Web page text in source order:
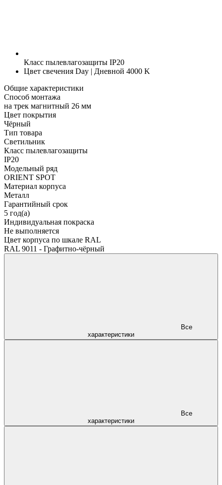
Класс пылевлагозащиты IP20
Цвет свечения Day | Дневной 4000 K
Общие характеристики
Способ монтажа
на трек магнитный 26 мм
Цвет покрытия
Чёрный
Тип товара
Светильник
Класс пылевлагозащиты
IP20
Модельный ряд
ORIENT SPOT
Материал корпуса
Металл
Гарантийный срок
5 год(а)
Индивидуальная покраска
Не выполняется
Цвет корпуса по шкале RAL
RAL 9011 - Графитно-чёрный
характеристики
характеристики